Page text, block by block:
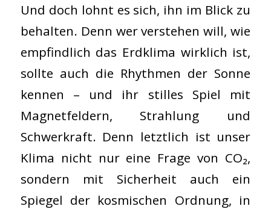
Und doch lohnt es sich, ihn im Blick zu
behalten. Denn wer verstehen will, wie
empfindlich das Erdklima wirklich ist,
sollte auch die Rhythmen der Sonne
kennen – und ihr stilles Spiel mit
Magnetfeldern, Strahlung und
Schwerkraft. Denn letztlich ist unser
Klima nicht nur eine Frage von CO₂,
sondern mit Sicherheit auch ein
Spiegel der kosmischen Ordnung, in